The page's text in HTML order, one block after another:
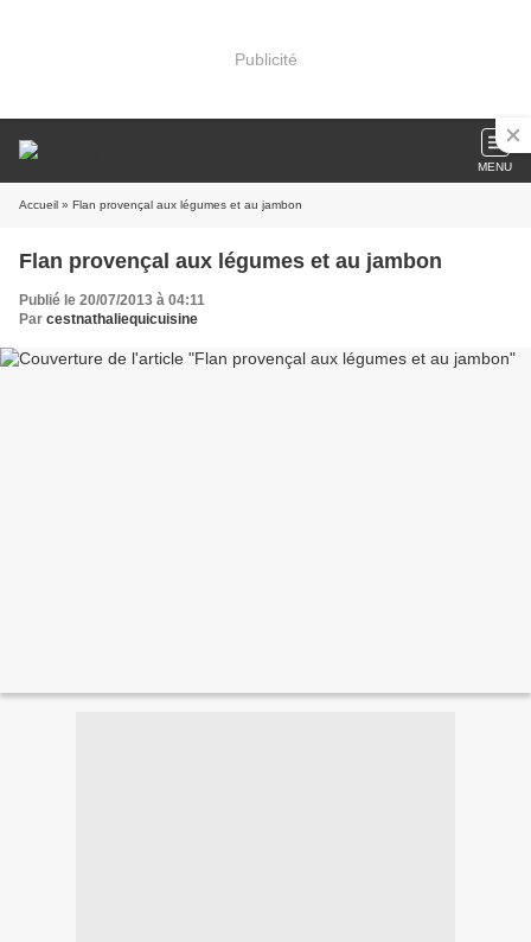
Publicité
MENU
Accueil » Flan provençal aux légumes et au jambon
Flan provençal aux légumes et au jambon
Publié le 20/07/2013 à 04:11
Par cestnathaliequicuisine